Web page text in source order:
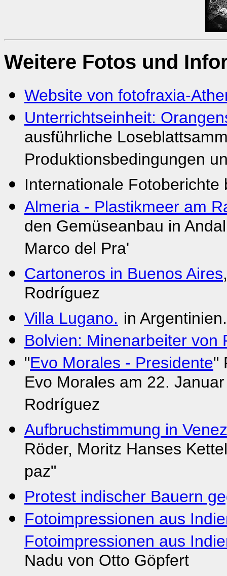
Weitere Fotos und
Website von fotofraxia-
Unterrichtseinheit:
ausführliche
Produktionsbedingungen
Internationale Fotoberichte
Almeria - Plastikmeer am
den Gemüseanbau in
Marco del Pra'
Cartoneros in Buenos Aires
Rodríguez
Villa Lugano. in
Bolvien: Minenarbeiter von
"Evo Morales - Presidente"
Evo Morales am 22.
Rodríguez
Aufbruchstimmung in
Röder, Moritz Hanses
paz"
Protest indischer Bauern
Fotoimpressionen aus
Fotoimpressionen aus
Nadu von Otto Göpfert